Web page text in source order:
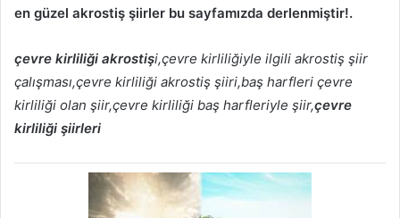
en güzel akrostiş şiirler bu sayfamızda derlenmiştir!.
çevre kirliliği akrostişi,çevre kirliliğiyle ilgili akrostiş şiir
çalışması,çevre kirliliği akrostiş şiiri,baş harfleri çevre
kirliliği olan şiir,çevre kirliliği baş harfleriyle şiir,çevre
kirliliği şiirleri